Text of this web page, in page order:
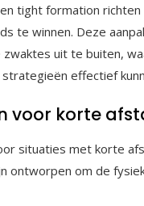
tight formation
te winnen. Deze
uit te buiten,
effectief
voor korte
situaties met korte
ontworpen om de